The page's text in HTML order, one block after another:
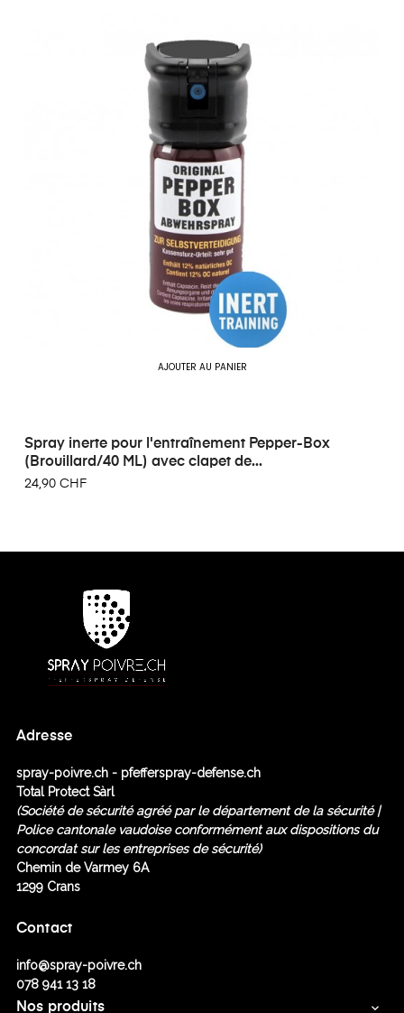
AJOUTER AU PANIER
Spray inerte pour l'entraînement Pepper-Box
(Brouillard/40 ML) avec clapet de...
24,90 CHF
Adresse
spray-poivre.ch - pfefferspray-defense.ch
Total Protect Sàrl
(Société de sécurité agréépar le département de la sécurité |
Police cantonale vaudoise conformément aux dispositions du
concordat sur les entreprises de sécurité)
Chemin de Varmey 6A
1299 Crans
Contact
info@spray-poivre.ch
078 941 13 18
Nos produits
